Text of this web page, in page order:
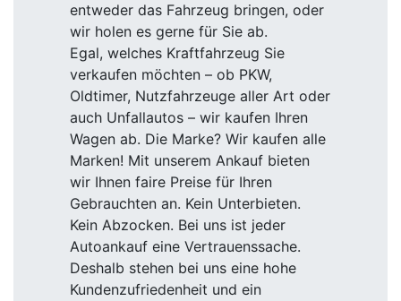
entweder das Fahrzeug bringen, oder
wir holen es gerne für Sie ab.
Egal, welches Kraftfahrzeug Sie
verkaufen möchten – ob PKW,
Oldtimer, Nutzfahrzeuge aller Art oder
auch Unfallautos – wir kaufen Ihren
Wagen ab. Die Marke? Wir kaufen alle
Marken! Mit unserem Ankauf bieten
wir Ihnen faire Preise für Ihren
Gebrauchten an. Kein Unterbieten.
Kein Abzocken. Bei uns ist jeder
Autoankauf eine Vertrauenssache.
Deshalb stehen bei uns eine hohe
Kundenzufriedenheit und ein